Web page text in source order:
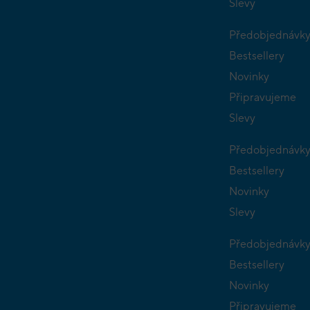
Slevy
Předobjednávky
Bestsellery
Novinky
Připravujeme
Slevy
Předobjednávky
Bestsellery
Novinky
Slevy
Předobjednávky
Bestsellery
Novinky
Připravujeme